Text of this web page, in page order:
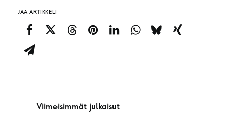
JAA ARTIKKELI
Viimeisimmät julkaisut